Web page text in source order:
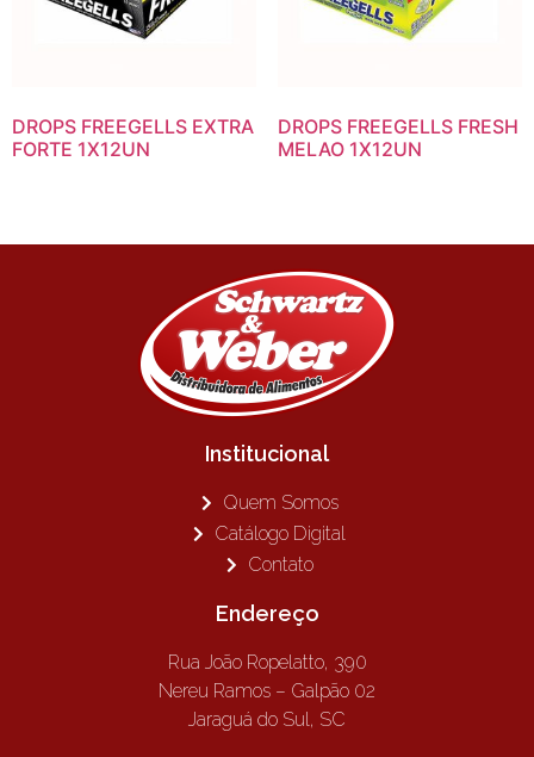
DROPS FREEGELLS EXTRA
FORTE 1X12UN
DROPS FREEGELLS FRESH
MELAO 1X12UN
Institucional
Quem Somos
Catálogo Digital
Contato
Endereço
Rua João Ropelatto, 390
Nereu Ramos – Galpão 02
Jaraguá do Sul, SC